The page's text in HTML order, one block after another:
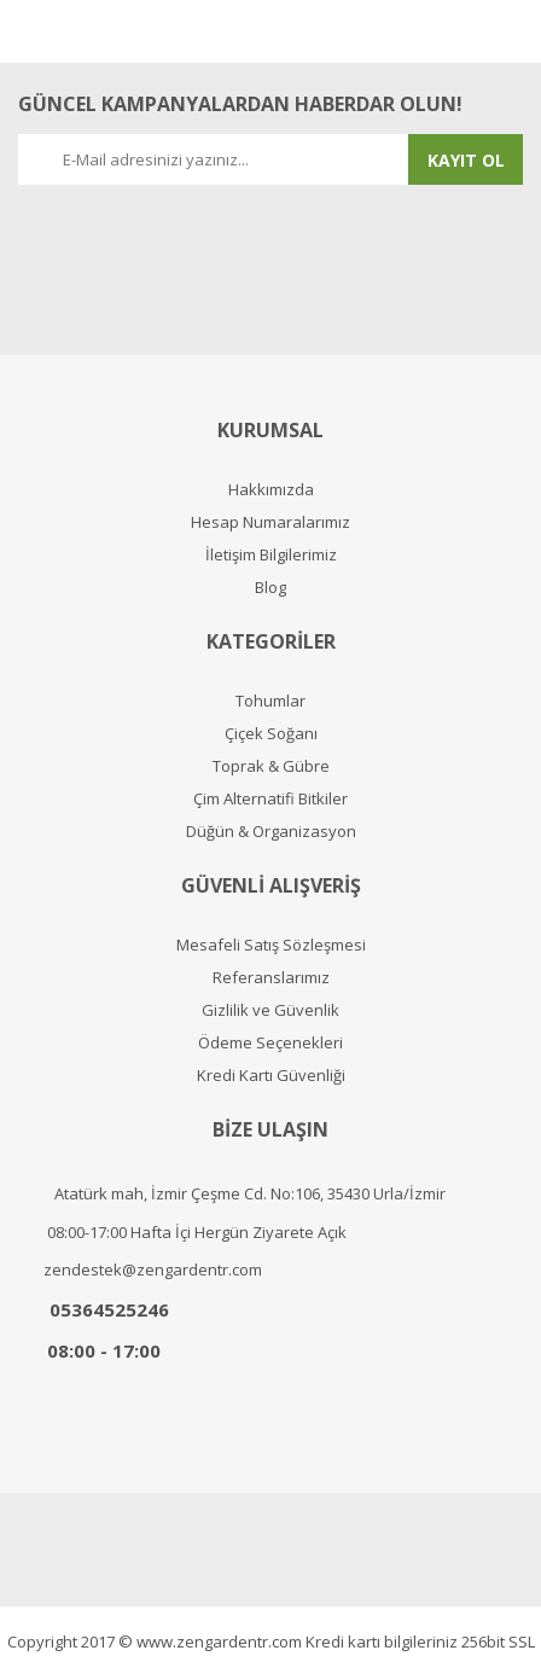
GÜNCEL KAMPANYALARDAN HABERDAR OLUN!
KAYIT OL
KURUMSAL
Hakkımızda
Hesap Numaralarımız
İletişim Bilgilerimiz
Blog
KATEGORİLER
Tohumlar
Çiçek Soğanı
Toprak & Gübre
Çim Alternatifi Bitkiler
Düğün & Organizasyon
GÜVENLİ ALIŞVERİŞ
Mesafeli Satış Sözleşmesi
Referanslarımız
Gizlilik ve Güvenlik
Ödeme Seçenekleri
Kredi Kartı Güvenliği
BİZE ULAŞIN
Atatürk mah, İzmir Çeşme Cd. No:106, 35430 Urla/İzmir
08:00-17:00 Hafta İçi Hergün Ziyarete Açık
zendestek@zengardentr.com
05364525246
08:00 - 17:00
Copyright 2017 © www.zengardentr.com Kredi kartı bilgileriniz 256bit SSL